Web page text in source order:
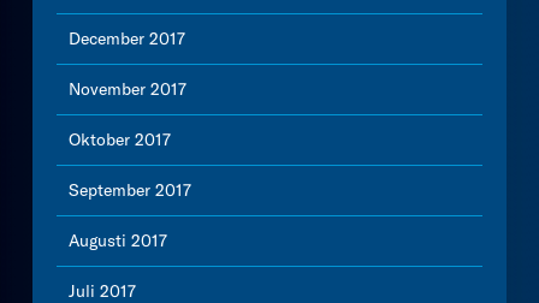
December 2017
November 2017
Oktober 2017
September 2017
Augusti 2017
Juli 2017